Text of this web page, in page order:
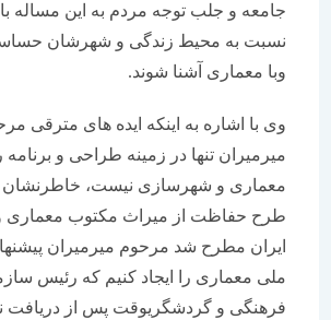
جامعه و جلب توجه مردم به این مساله باشد
نسبت به محیط زندگی و شهرشان حساسیت
وبا معماری آشنا شوند.
وی با اشاره به اینکه ایده های مترقی مرحوم
میرمیران تنها در زمینه طراحی و برنامه ریزی
معماری و شهرسازی نیست، خاطرنشان کرد:
طرح حفاظت از میراث مکتوب معماری و
ایران مطرح شد مرحوم میرمیران پیشنهاد
ملی معماری را ایجاد کنیم که رئیس سازمان
فرهنگی و گردشگریوقت پس از دریافت نامه